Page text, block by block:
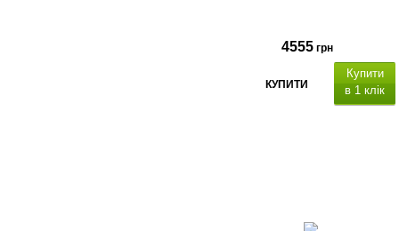
4555 грн
КУПИТИ
Купити
в 1 клік